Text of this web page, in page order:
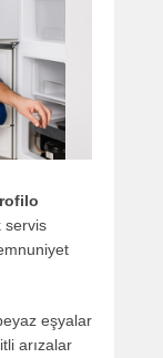
servis
eşyalar
arızalar